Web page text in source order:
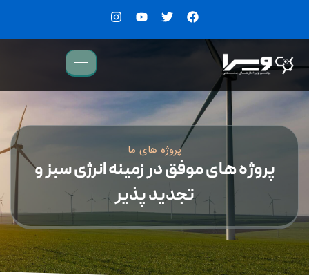
پروژه های ما
پروژه های موفق در زمینه انرژی سبز و
تجدید پذیر